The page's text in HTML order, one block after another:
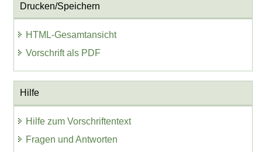
Drucken/Speichern
HTML-Gesamtansicht
Vorschrift als PDF
Hilfe
Hilfe zum Vorschriftentext
Fragen und Antworten